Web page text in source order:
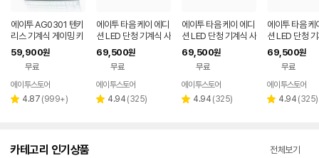
에이투 AG0301 텐키
리스 기계식 게이밍 키
보드 적축, 갈축
59,900원
무료
에이투스토어
별 4.87 리
(999+)
에이투 타음 케이 에디
션 LED 단청 기계식 사
무용 유선 키보드 일월
오봉도, 적축
69,500원
무료
에이투스토어
별 4.94 리
(325)
에이투 타음 케이 에디
션 LED 단청 기계식 사
무용 유선 키보드 고려
청자, 적축
69,500원
무료
에이투스토어
별 4.94 리
(325)
에이투 타음 케
션 LED 단청
무용 유선 키보
사우, 적축
69,500원
무료
에이투스토어
별 4.94 리
(325)
카테고리 인기상품 전체보기